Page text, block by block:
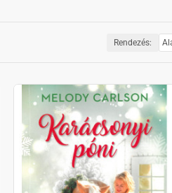
Rendezés: